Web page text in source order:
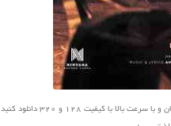
128 و 320 دانلود کنید